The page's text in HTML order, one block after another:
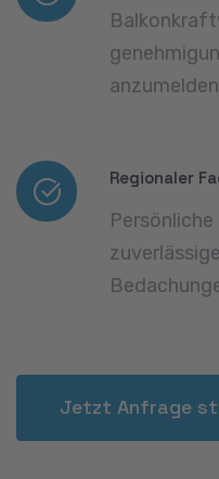
Regionaler
Jetzt Anfrage